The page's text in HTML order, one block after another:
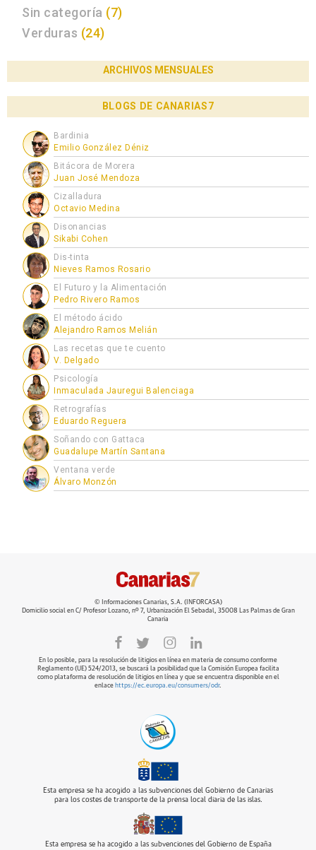
Sin categoría (7)
Verduras (24)
ARCHIVOS MENSUALES
BLOGS DE CANARIAS7
Bardinia
Emilio González Déniz
Bitácora de Morera
Juan José Mendoza
Cizalladura
Octavio Medina
Disonancias
Sikabi Cohen
Dis-tinta
Nieves Ramos Rosario
El Futuro y la Alimentación
Pedro Rivero Ramos
El método ácido
Alejandro Ramos Melián
Las recetas que te cuento
V. Delgado
Psicología
Inmaculada Jauregui Balenciaga
Retrografías
Eduardo Reguera
Soñando con Gattaca
Guadalupe Martín Santana
Ventana verde
Álvaro Monzón
© Informaciones Canarias, S.A. (INFORCASA)
Domicilio social en C/ Profesor Lozano, nº 7, Urbanización El Sebadal, 35008 Las Palmas de Gran
Canaria
En lo posible, para la resolución de litigios en línea en materia de consumo conforme
Reglamento (UE) 524/2013, se buscará la posibilidad que la Comisión Europea facilita
como plataforma de resolución de litigios en línea y que se encuentra disponible en el
enlace https://ec.europa.eu/consumers/odr.
Esta empresa se ha acogido a las subvenciones del Gobierno de Canarias
para los costes de transporte de la prensa local diaria de las islas.
Esta empresa se ha acogido a las subvenciones del Gobierno de España